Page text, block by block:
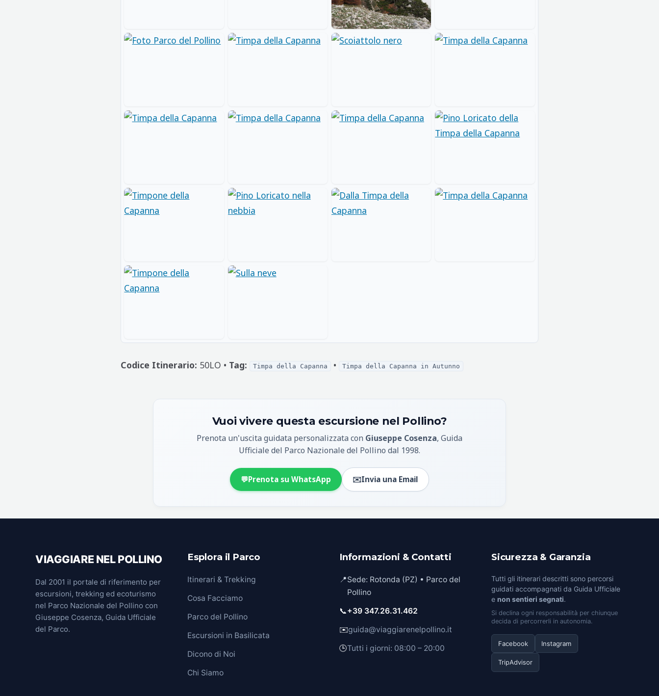
Codice Itinerario: 50LO • Tag: Timpa della Capanna • Timpa della Capanna in Autunno
Vuoi vivere questa escursione nel Pollino?
Prenota un'uscita guidata personalizzata con Giuseppe Cosenza, Guida
Ufficiale del Parco Nazionale del Pollino dal 1998.
💬Prenota su WhatsApp ✉️Invia una Email
VIAGGIARE NEL POLLINO
Dal 2001 il portale di riferimento per
escursioni, trekking ed ecoturismo
nel Parco Nazionale del Pollino con
Giuseppe Cosenza, Guida Ufficiale
del Parco.
Esplora il Parco
Itinerari & Trekking
Cosa Facciamo
Parco del Pollino
Escursioni in Basilicata
Dicono di Noi
Chi Siamo
Informazioni & Contatti
📍Sede: Rotonda (PZ) • Parco del
Pollino
📞+39 347.26.31.462
✉️guida@viaggiarenelpollino.it
🕒Tutti i giorni: 08:00 – 20:00
Sicurezza & Garanzia
Tutti gli itinerari descritti sono percorsi
guidati accompagnati da Guida Ufficiale
e non sentieri segnati.
Si declina ogni responsabilità per chiunque
decida di percorrerli in autonomia.
Facebook Instagram
TripAdvisor